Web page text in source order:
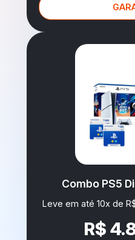
Combo PS5
Leve em até 10x de
R$